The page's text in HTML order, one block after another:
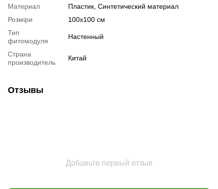
Материал
Пластик, Синтетический материал
Розміри
100х100 см
Тип
фитомодуля
Настенный
Страна
производитель
Китай
Отзывы
Добавьте первый отзыв